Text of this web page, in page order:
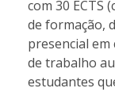
com 30 ECTS
de formação,
presencial
de trabalho
estudantes